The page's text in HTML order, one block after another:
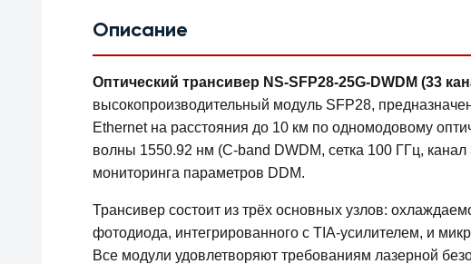
Описание
Оптический трансивер NS-SFP28-25G-DWDM (33
высокопроизводительный модуль SFP28,
Ethernet на расстояния до 10 км по одномодовому
волны 1550.92 нм (C-band DWDM, сетка 100 ГГц,
мониторинга параметров DDM.
Трансивер состоит из трёх основных узлов:
фотодиода, интегрированного с TIA-усилителем, и
Все модули удовлетворяют требованиям лазерной